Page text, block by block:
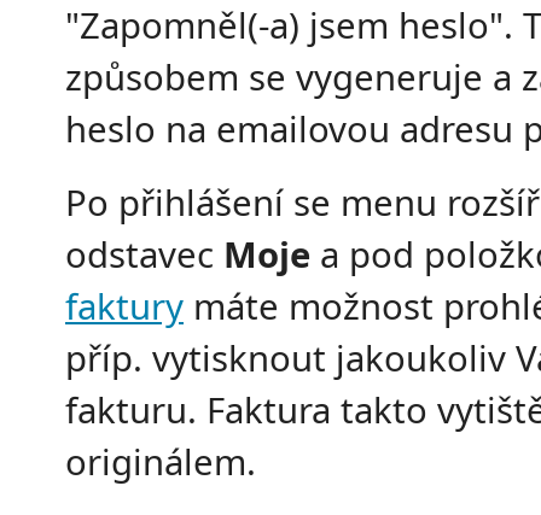
"Zapomněl(-a) jsem heslo".
způsobem se vygeneruje a
heslo na emailovou adresu
Po přihlášení se menu
odstavec Moje a pod
faktury máte možnost
příp. vytisknout jakoukoliv
fakturu. Faktura takto
originálem.